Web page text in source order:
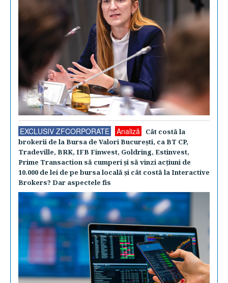
EXCLUSIV ZFCORPORATE Analiză
Cât costă la
brokerii de la Bursa de Valori Bucureşti, ca BT CP,
Tradeville, BRK, IFB Finwest, Goldring, Estinvest,
Prime Transaction să cumperi şi să vinzi acţiuni de
10.000 de lei de pe bursa locală şi cât costă la Interactive
Brokers? Dar aspectele fis